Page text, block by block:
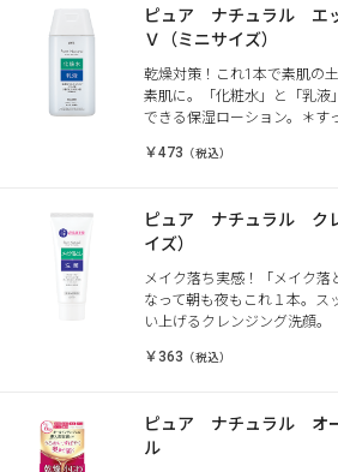
ピュア ナチュラル エ
Ｖ（ミニサイズ）
乾燥対策！これ1本で素肌の
素肌に。「化粧水」と「乳液
できる保湿ローション。＊す
￥473 （税込）
ピュア ナチュラル ク
イズ）
メイク落ち実感！「メイク落
なって朝も夜もこれ１本。ス
い上げるクレンジング洗顔。
￥363 （税込）
ピュア ナチュラル オ
ル